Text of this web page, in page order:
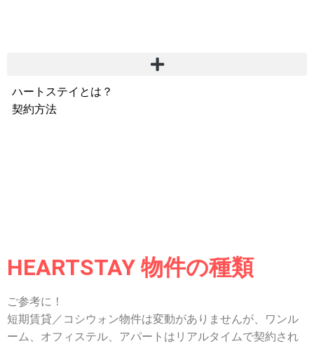
ハートステイとは？
契約方法
HEARTSTAY 物件の種類
ご参考に！
短期賃貸／コシウォン物件は変動がありませんが、ワンル
ーム、オフィステル、アパートはリアルタイムで契約され